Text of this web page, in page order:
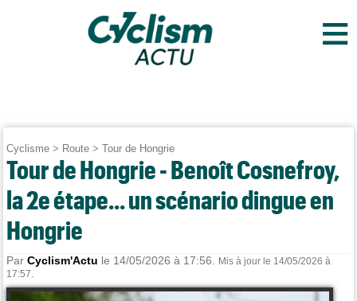
≡
Cyclisme > Route >Tour de Hongrie
Tour de Hongrie - Benoît Cosnefroy,
la 2e étape... un scénario dingue en
Hongrie
ParCyclism'Actu le 14/05/2026 à 17:56.
Mis à jour le 14/05/2026 à
17:57.